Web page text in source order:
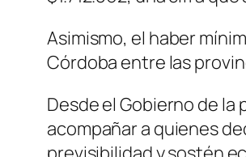
Asimismo, el haber
Córdoba entre las
Desde el Gobierno de
acompañar a quienes